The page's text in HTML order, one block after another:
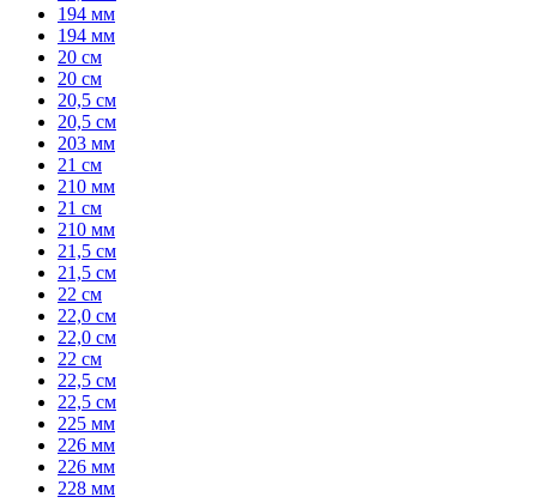
194 мм
194 мм
20 см
20 см
20,5 см
20,5 см
203 мм
21 см
210 мм
21 см
210 мм
21,5 см
21,5 см
22 см
22,0 см
22,0 см
22 см
22,5 см
22,5 см
225 мм
226 мм
226 мм
228 мм